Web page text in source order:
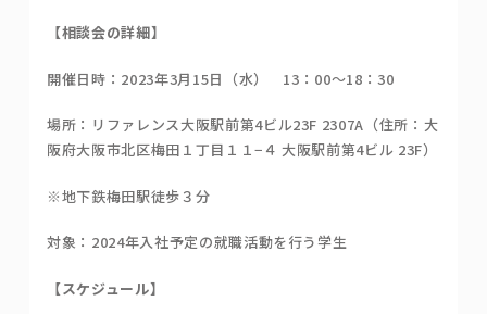
【相談会の詳細】
開催日時：2023年3月15日（水） 13：00～18：30
場所：リファレンス大阪駅前第4ビル23F 2307A（住所：大
阪府大阪市北区梅田１丁目１１−４ 大阪駅前第4ビル 23F）
※地下鉄梅田駅徒歩３分
対象：2024年入社予定の就職活動を行う学生
【スケジュール】